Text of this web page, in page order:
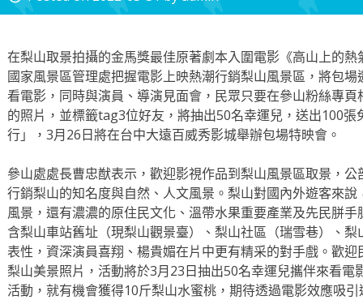
在梨山取景拍攝的金馬獎最佳原著劇本入圍電影《高山上的
國家風景區管理處把握電影上映熱潮行銷梨山風景區，將包
看電影，同時與演員、導演見面會，民眾只要在參山粉絲專
的照片，並標籤tag3位好友，將抽出50名幸運兒，送出100
行」，3月26日將在台中大遠百威秀影城舉辦包場特映會。
參山處處長曹忠猷表示，歡迎影視作品到梨山風景區取景，
行銷梨山的知名度與自然、人文風景。梨山對國內外遊客來
風景，還有濃濃的原住民文化、溫帶水果重要產業及先民胼
含梨山車站舊址（現梨山觀景臺）、梨山社區（瑞雪巷）、
表性，資深演員喜翔、楊貴媚在片中更有精采的對手戲。歡
梨山美景照片，活動將於3月23日抽出50名幸運兒攜伴來看電
活動，就有機會獲得10斤梨山水蜜桃，期待透過電影效應吸